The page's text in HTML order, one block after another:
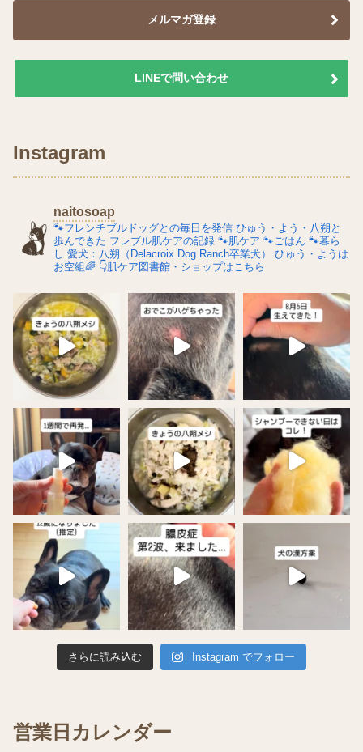
メルマガ登録
LINEで問い合わせ
Instagram
naitosoap
🐾フレンチブルドッグとの毎日を発信 ひゅう・よう・八朔と
歩んできた フレブル肌ケアの記録 🐾肌ケア 🐾ごはん 🐾暮ら
し 愛犬：八朔（Delacroix Dog Ranch卒業犬）
ひゅう・ようは
お空組🌈 👇肌ケア図書館・ショップはこちら
さらに読み込む Instagram でフォロー
営業日カレンダー